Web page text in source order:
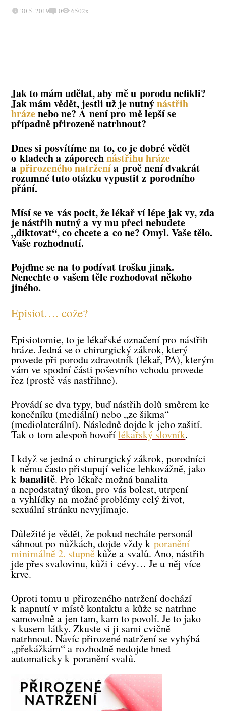
30.5. 2019 0 6502x
Jak to mám udělat, aby mě u porodu nefikli?
Jak mám vědět, jestli už je nutnýnástřih
hrázenebo ne? A není pro mě lepší se
případně přirozeně natrhnout?
Dnes si posvítíme na to, co je dobré vědět
o kladech a záporechnástřihu hráze
apřirozeného natrženía proč není dvakrát
rozumné tuto otázku vypustit z porodního
přání.
Mísí se ve vás pocit, že lékař ví lépe jak vy, zda
je nástřih nutný a vy mu přeci nebudete
„diktovat“, co chcete a co ne? Omyl. Vaše tělo.
Vaše rozhodnutí.
Pojďme se na to podívat trošku jinak.
Nenechte o vašem těle rozhodovat někoho
jiného.
Episiot…. cože?
Episiotomie, to je lékařské označení pro nástřih
hráze. Jedná se o chirurgický zákrok, který
provede při porodu zdravotník (lékař, PA), kterým
vám ve spodní části poševního vchodu provede
řez (prostě vás nastřihne).
Provádí se dva typy, buď nástřih dolů směrem ke
konečníku (mediální) nebo „ze šikma“
(mediolaterální). Následně dojde k jeho zašití.
Tak o tom alespoň hovořílékařský slovník.
I když se jedná o chirurgický zákrok, porodníci
k němu často přistupují velice lehkovážně, jako
kbanalitě. Pro lékaře možná banalita
a nepodstatný úkon, pro vás bolest, utrpení
a vyhlídky na možné problémy celý život,
sexuální stránku nevyjímaje.
Důležité je vědět, že pokud necháte personál
sáhnout po nůžkách, dojde vždy kporanění
minimálně 2. stupněkůže a svalů. Ano, nástřih
jde přes svalovinu, kůži i cévy… Je u něj více
krve.
Oproti tomu u přirozeného natržení dochází
k napnutí v místě kontaktu a kůže se natrhne
samovolně a jen tam, kam to povolí. Je to jako
s kusem látky. Zkuste si ji sami cvičně
natrhnout. Navíc přirozené natržení se vyhýbá
„překážkám“ a rozhodně nedojde hned
automaticky k poranění svalů.